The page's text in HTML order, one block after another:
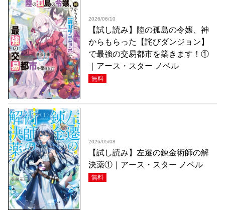
2026/06/10
【試し読み】陸の孤島の令嬢、神
からもらった【詫びダンジョン】
で最強の交易都市を築きます！①
｜アース・スター ノベル
無料
2026/05/08
【試し読み】左遷の錬金術師の解
決薬①｜アース・スター ノベル
無料